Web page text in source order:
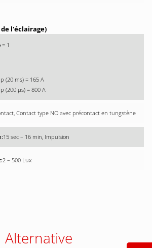
l'éclairage)
= 1
(20 ms) = 165 A
(200 µs) = 800 A
Contact type NO avec précontact en tungstène
15 sec – 16 min, Impulsion
2 – 500 Lux
Alternative